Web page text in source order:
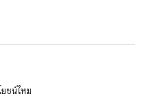
ชน์ไหม